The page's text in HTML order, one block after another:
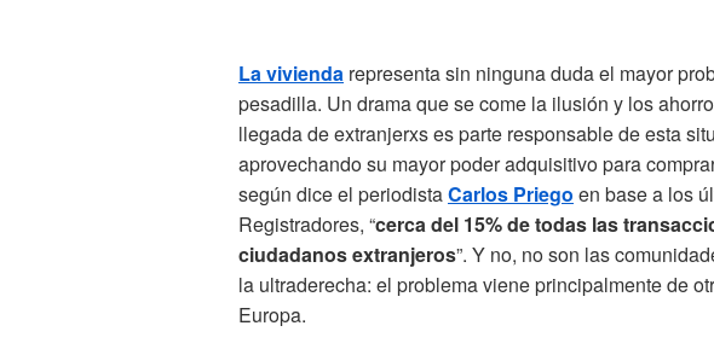
La vivienda representa sin ninguna duda el mayor
pesadilla. Un drama que se come la ilusión y los
llegada de extranjerxs es parte responsable de esta
aprovechando su mayor poder adquisitivo para
según dice el periodistaCarlos Priego en base a los
Registradores, “cerca del 15% de todas las
ciudadanos extranjeros”. Y no, no son las
la ultraderecha: el problema viene principalmente de
Europa.